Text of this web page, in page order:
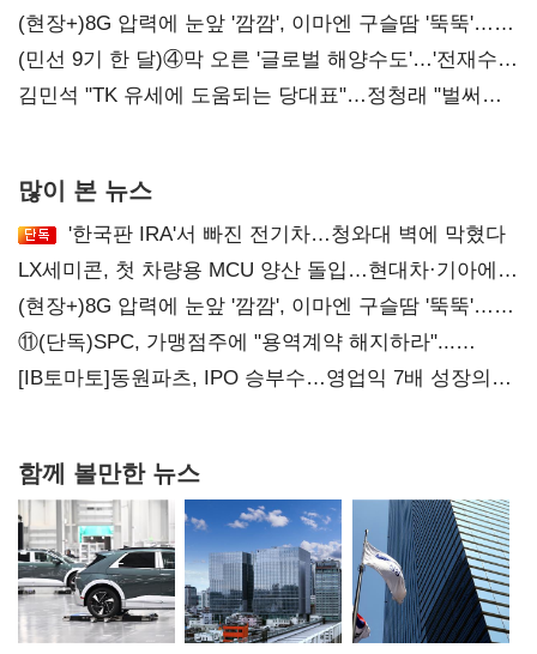
압박 시사
(현장+)8G 압력에 눈앞 '깜깜', 이마엔 구슬땀 '뚝뚝'…
화려한 에어쇼 뒤 땀방울
(민선 9기 한 달)④막 오른 '글로벌 해양수도'…'전재수
리더십' 시험대
김민석 "TK 유세에 도움되는 당대표"…정청래 "벌써
많이 본 뉴스
'한국판 IRA'서 빠진 전기차…청와대 벽에 막혔다
LX세미콘, 첫 차량용 MCU 양산 돌입…현대차·기아에
공급
(현장+)8G 압력에 눈앞 '깜깜', 이마엔 구슬땀 '뚝뚝'…
화려한 에어쇼 뒤 땀방울
⑪(단독)SPC, 가맹점주에 "용역계약 해지하라"...
내팽개친 '사회적합의'
[IB토마토]동원파츠, IPO 승부수…영업익 7배 성장의
함께 볼만한 뉴스